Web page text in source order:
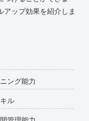
アップ効果を紹介しま
ング能力
ル